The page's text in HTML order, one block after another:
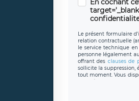
Le présent formulaire
relation contractuelle
le service technique
personne légalement
offrant des clauses de
sollicite la suppression,
tout moment. Vous
caractère personnel,
protection des